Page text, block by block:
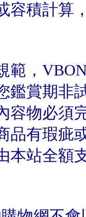
容積計
範，
鑑賞期非
容物必須
品有瑕疵
本站全額